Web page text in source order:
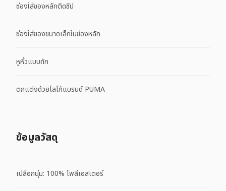
ช่องใส่ของหลักติดซิป
ช่องใส่ของขนาดเล็กในช่องหลัก
หูหิ้วแบบถัก
ตกแต่งด้วยโลโก้แบรนด์ PUMA
ข้อมูลวัสดุ
เปลือกนุ่ม: 100% โพลีเอสเตอร์